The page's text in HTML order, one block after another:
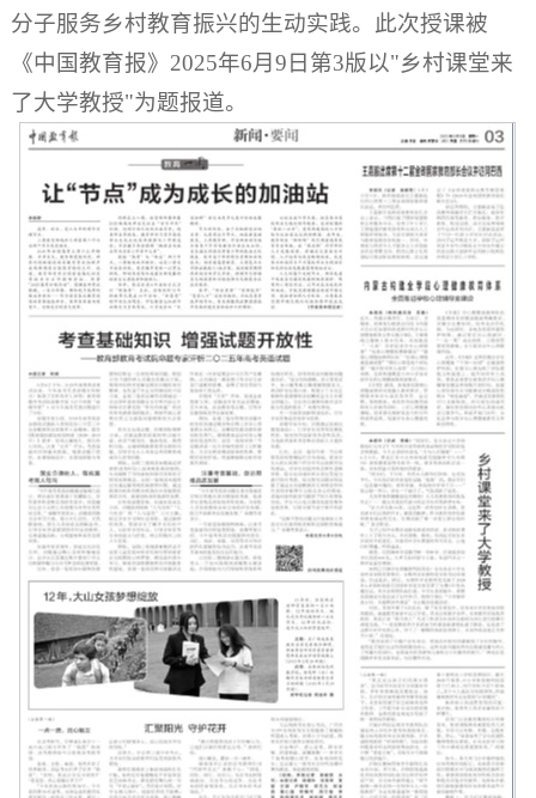
分子服务乡村教育振兴的生动实践。此次授课被
《中国教育报》2025年6月9日第3版以"乡村课堂来
了大学教授"为题报道。